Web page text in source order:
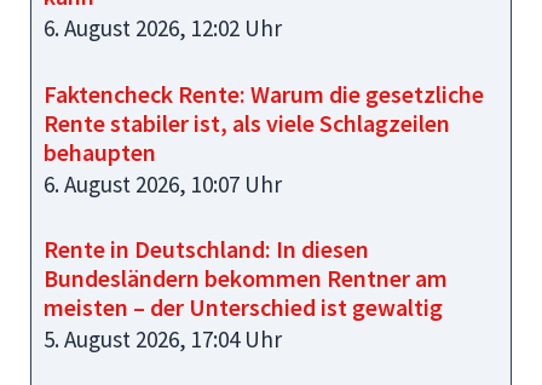
6. August 2026, 12:02 Uhr
Faktencheck Rente: Warum die gesetzliche
Rente stabiler ist, als viele Schlagzeilen
behaupten
6. August 2026, 10:07 Uhr
Rente in Deutschland: In diesen
Bundesländern bekommen Rentner am
meisten – der Unterschied ist gewaltig
5. August 2026, 17:04 Uhr